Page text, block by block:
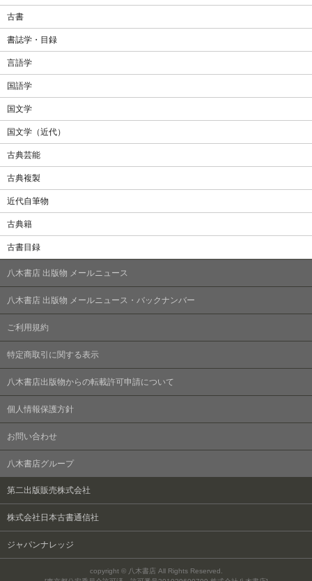
古書
書誌学・目録
言語学
国語学
国文学
国文学（近代）
古典芸能
古典複製
近代自筆物
古典籍
古書目録
八木書店 出版物 メールニュース
八木書店 出版物 メールニュース・バックナンバー
ご利用規約
特定商取引に関する表示
八木書店出版物からの転載許可申請について
個人情報保護方針
お問い合わせ
八木書店グループ
copyright © 八木書店 All Rights Reserved.
第二出版販売株式会社
株式会社日本古書通信社
ジャパンナレッジ